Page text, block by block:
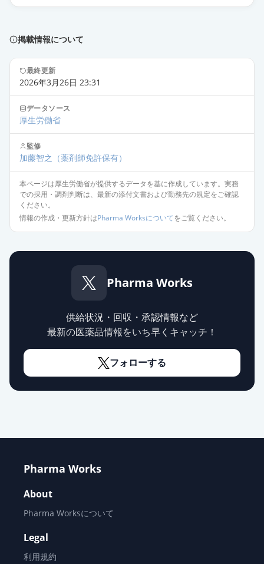
エスシタロプラム錠10mg「JG」
薬価 38.00 円
エスシタロプラム錠10mg「日医
工」
薬価 38.00 円
エスシタロプラムOD錠10mg「サワ
薬価 44.10 円
エスシタロプラム錠10mg「ニプ
ロ」
薬価 44.10 円
通常出荷
エスシタロプラム錠10mg「明治」
エスシタロプラム錠10mg「VTRS」
44.10 円
通常出荷
エスシタロプラムOD錠
イ」
通常出荷
エスシタロプラムOD錠10mg「トー
ワ」
薬価 44.10 円
エスシタロプラム錠10mg「TCK」
薬価 44.10 円
掲載情報について
最終更新
2026年3月26日 23:31
データソース
厚生労働省
監修
加藤智之 （薬剤師免許保有）
本ページは厚生労働省が提供するデータを基に作成しています。実務
での採用・調剤判断は、最新の添付文書および勤務先の規定をご確認
ください。
情報の作成・更新方針はPharma Worksについてをご覧ください。
Pharma Works
供給状況・回収・承認情報など
最新の医薬品情報をいち早くキャッチ！
フォローする
Pharma Works
About
Pharma Worksについて
Legal
利用規約